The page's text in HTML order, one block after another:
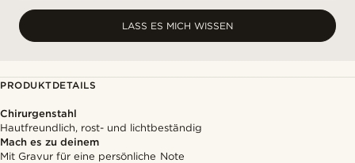
LASS ES MICH WISSEN
PRODUKTDETAILS
Chirurgenstahl
Hautfreundlich, rost- und lichtbeständig
Mach es zu deinem
Mit Gravur für eine persönliche Note